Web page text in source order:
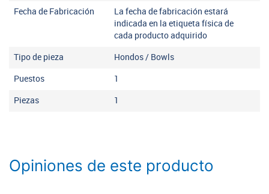
Fecha de Fabricación
La fecha de fabricación estará
indicada en la etiqueta física de
cada producto adquirido
Tipo de pieza Hondos / Bowls
Puestos 1
Piezas 1
Opiniones de este producto